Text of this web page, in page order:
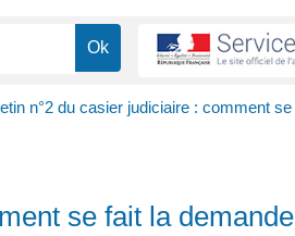
n°2 du casier judiciaire : comment
se fait la